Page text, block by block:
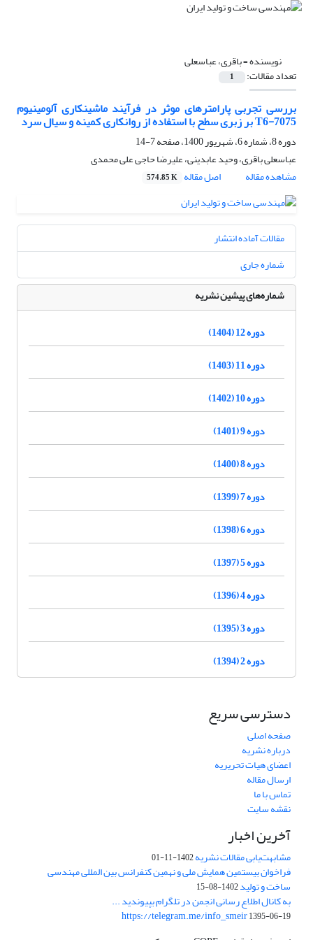
نویسنده =باقری، عباسعلی
تعداد مقالات: 1
بررسی تجربی پارامترهای موثر در فرآیند ماشینکاری آلومینیوم
T6-7075 بر زبری سطح با استفاده از روانکاری کمینه و سیال سرد
دوره 8، شماره 6، شهریور 1400، صفحه
7-14
عباسعلی باقری، وحید عابدینی، علیرضا حاجی علی محمدی
مشاهده مقاله
اصل مقاله 574.85 K
مقالات آماده انتشار
شماره جاری
شماره‌های پیشین نشریه
دوره 12 (1404)
دوره 11 (1403)
دوره 10 (1402)
دوره 9 (1401)
دوره 8 (1400)
دوره 7 (1399)
دوره 6 (1398)
دوره 5 (1397)
دوره 4 (1396)
دوره 3 (1395)
دوره 2 (1394)
دسترسی سریع
صفحه اصلی
درباره نشریه
اعضای هیات تحریریه
ارسال مقاله
تماس با ما
نقشه سایت
آخرین اخبار
مشابهت‌یابی مقالات نشریه1402-11-01
فراخوان بیستمین همایش ملی و نهمین کنفرانس بین المللی مهندسی
ساخت و تولید1402-08-15
به کانال اطلاع رسانی انجمن در تلگرام بپیوندید ...
https://telegram.me/info_smeir1395-06-19